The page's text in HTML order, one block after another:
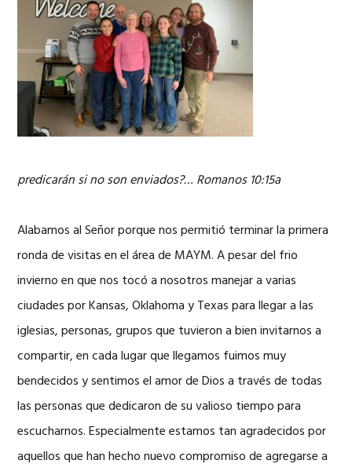
predicarán si no son enviados?… Romanos 10:15a
Alabamos al Señor porque nos permitió terminar la primera
ronda de visitas en el área de MAYM. A pesar del frio
invierno en que nos tocó a nosotros manejar a varias
ciudades por Kansas, Oklahoma y Texas para llegar a las
iglesias, personas, grupos que tuvieron a bien invitarnos a
compartir, en cada lugar que llegamos fuimos muy
bendecidos y sentimos el amor de Dios a través de todas
las personas que dedicaron de su valioso tiempo para
escucharnos. Especialmente estamos tan agradecidos por
aquellos que han hecho nuevo compromiso de agregarse a